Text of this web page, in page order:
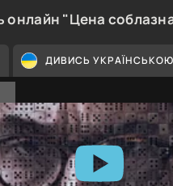
онлайн "Цена
ДИВИСЬ УКРАЇНСЬКОЮ